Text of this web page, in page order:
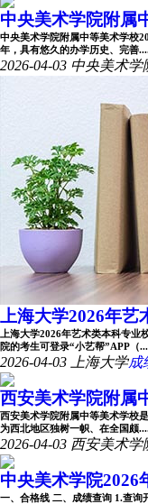
中央美术学院附属
中央美术学院附属中等美术学校
年，具有悠久的办学历史、完善
2026-04-03 中央美术学
上海大学2026年艺
上海大学2026年艺术类本科专
院的考生可登录“小艺帮”APP（
2026-04-03 上海大学成
西安美术学院附属
西安美术学院附属中等美术学校
为西北地区独树一帜、在全国颇
2026-04-03 西安美术学
中央美术学院2026
一、合格线 二、成绩查询 1.查询